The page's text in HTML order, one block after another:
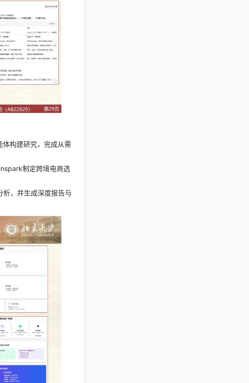
构建研究，完成从需
制定跨境电商选
，并生成深度报告与